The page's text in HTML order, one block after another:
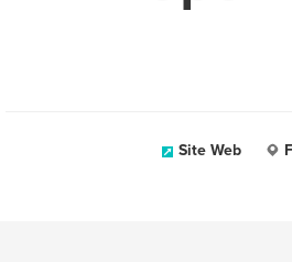
Site Web